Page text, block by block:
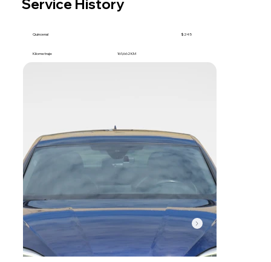
Quincenal $245
Kilometraje 161,662 KM
Service History